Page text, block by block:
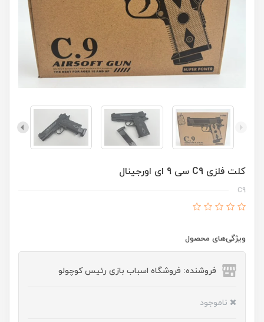
کلت فلزی C9 سی 9 ای اورجینال
C9
ویژگی‌های محصول
فروشنده: فروشگاه اسباب بازی رئیس کوچولو
ناموجود